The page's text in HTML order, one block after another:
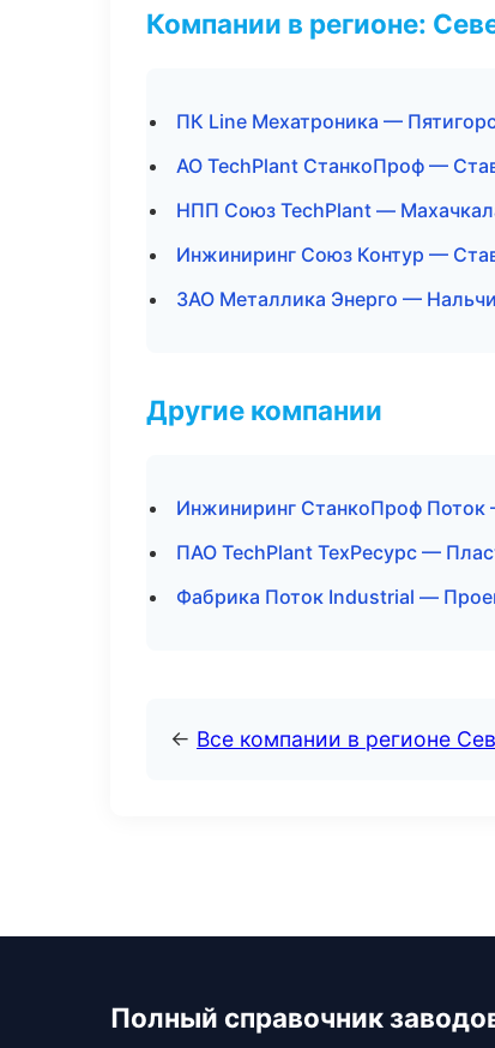
Компании в регионе:
ПК Line Мехатроника —
АО TechPlant СтанкоПроф —
НПП Союз TechPlant —
Инжиниринг Союз Контур —
ЗАО Металлика Энерго —
Другие компании
Инжиниринг СтанкоПроф
ПАО TechPlant ТехРесурс —
Фабрика Поток Industrial —
← Все компании в регионе
Полный справочник